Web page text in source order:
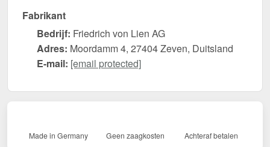
Fabrikant
Bedrijf: Friedrich von Lien AG
Adres: Moordamm 4, 27404 Zeven, Duitsland
E-mail: [email protected]
Made in Germany Geen zaagkosten Achteraf betalen